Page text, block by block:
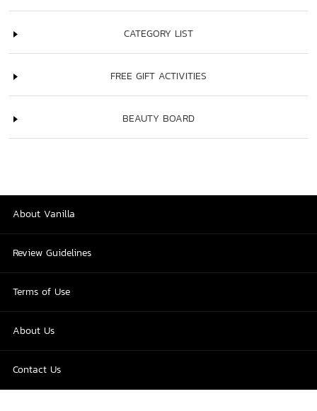
CATEGORY LIST
FREE GIFT ACTIVITIES
BEAUTY BOARD
About Vanilla
Review Guidelines
Terms of Use
About Us
Contact Us